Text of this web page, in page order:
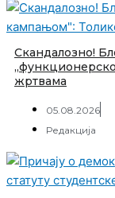
Скандалозно!
жртвама
05.08.2026
Редакција